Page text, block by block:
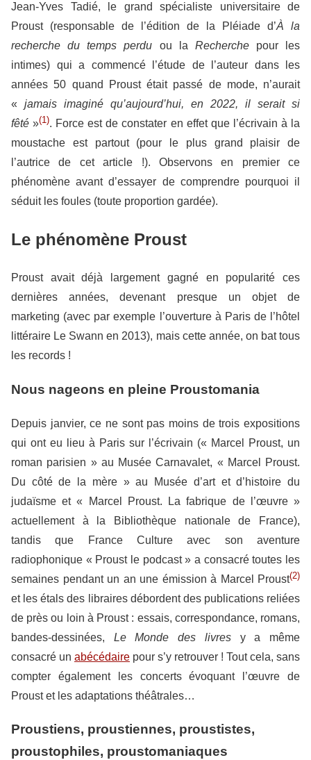
Jean-Yves Tadié, le grand spécialiste universitaire de
Proust (responsable de l’édition de la Pléiade d’À la
recherche du temps perdu ou la Recherche pour les
intimes) qui a commencé l’étude de l’auteur dans les
années 50 quand Proust était passé de mode, n’aurait
« jamais imaginé qu’aujourd’hui, en 2022, il serait si
fêté »(1). Force est de constater en effet que l’écrivain à la
moustache est partout (pour le plus grand plaisir de
l’autrice de cet article !). Observons en premier ce
phénomène avant d’essayer de comprendre pourquoi il
séduit les foules (toute proportion gardée).
Le phénomène Proust
Proust avait déjà largement gagné en popularité ces
dernières années, devenant presque un objet de
marketing (avec par exemple l’ouverture à Paris de l’hôtel
littéraire Le Swann en 2013), mais cette année, on bat tous
les records !
Nous nageons en pleine Proustomania
Depuis janvier, ce ne sont pas moins de trois expositions
qui ont eu lieu à Paris sur l’écrivain (« Marcel Proust, un
roman parisien » au Musée Carnavalet, « Marcel Proust.
Du côté de la mère » au Musée d’art et d’histoire du
judaïsme et « Marcel Proust. La fabrique de l’œuvre »
actuellement à la Bibliothèque nationale de France),
tandis que France Culture avec son aventure
radiophonique « Proust le podcast » a consacré toutes les
semaines pendant un an une émission à Marcel Proust(2)
et les étals des libraires débordent des publications reliées
de près ou loin à Proust : essais, correspondance, romans,
bandes-dessinées, Le Monde des livresy a même
consacré un abécédaire pour s’y retrouver ! Tout cela, sans
compter également les concerts évoquant l’œuvre de
Proust et les adaptations théâtrales…
Proustiens, proustiennes, proustistes,
proustophiles, proustomaniaques